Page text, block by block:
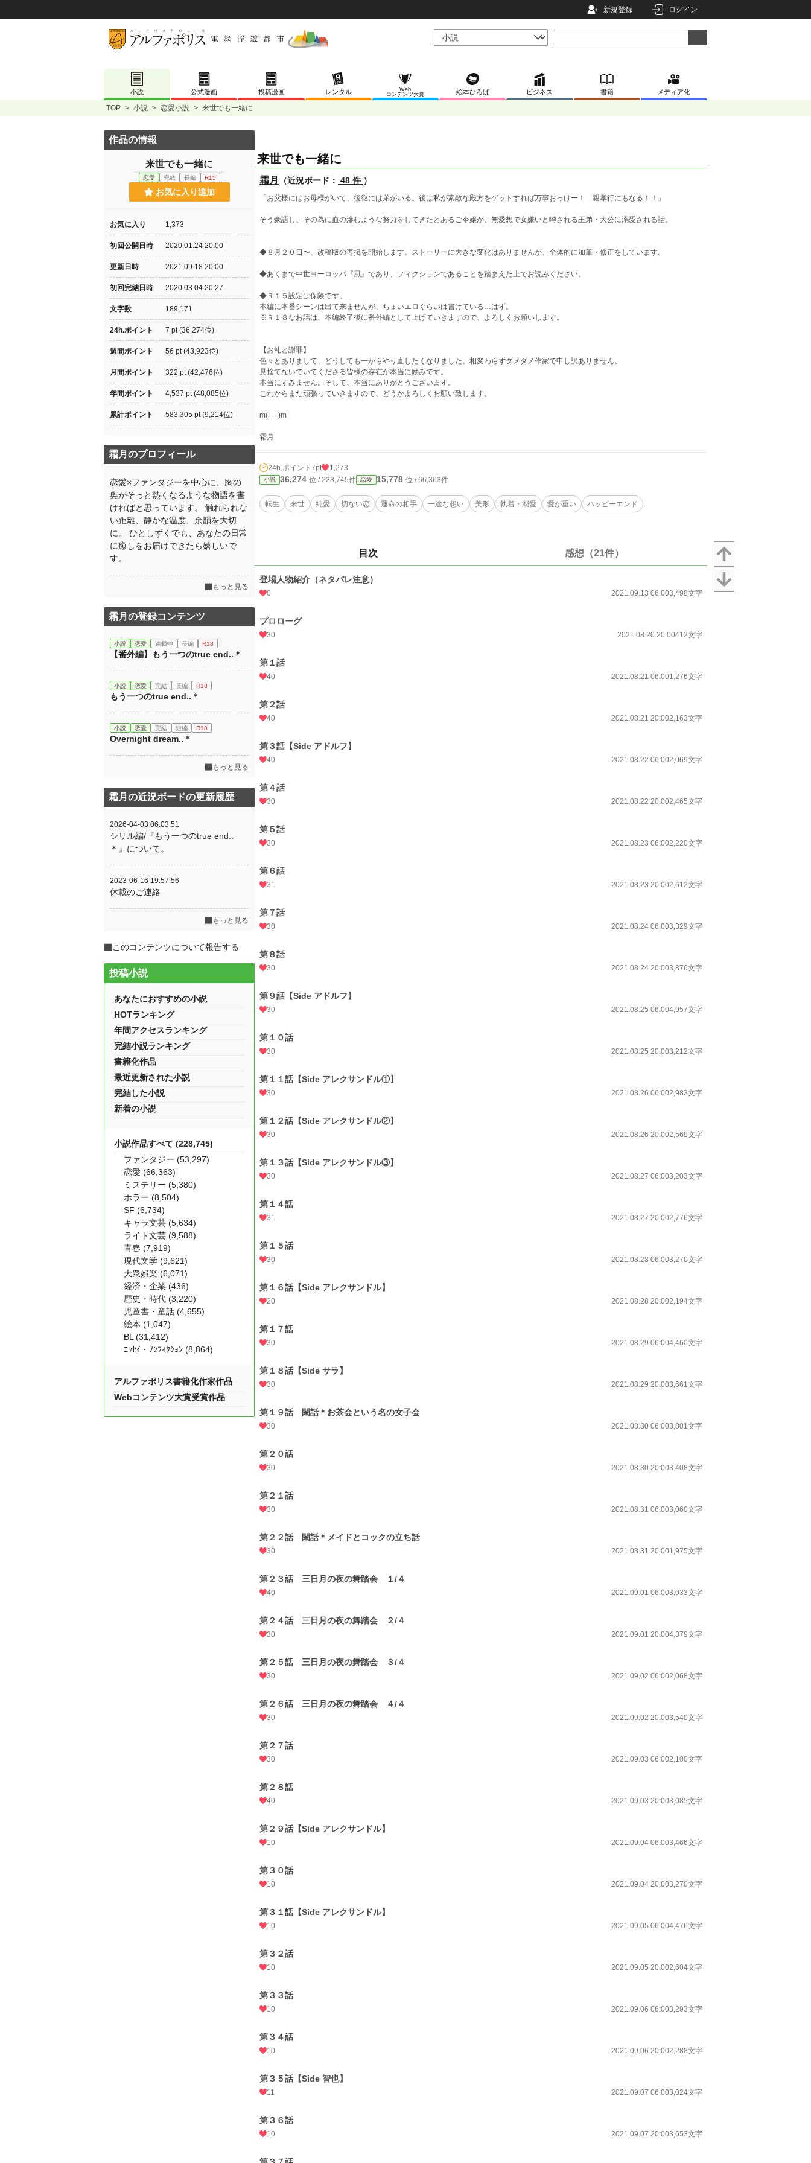
新規登録 ログイン
小説 公式漫画 投稿漫画 レンタル
Web
コンテンツ大賞
絵本ひろば ビジネス 書籍 メディア化
TOP > 小説 > 恋愛小説 > 来世でも一緒に
来世でも一緒に
霜月 （近況ボード： 48 件 ）
「お父様にはお母様がいて、後継には弟がいる。後は私が素敵な殿方をゲットすれば万事おっけー！ 親孝行にもなる！！」
そう豪語し、その為に血の滲むような努力をしてきたとあるご令嬢が、無愛想で女嫌いと噂される王弟・大公に溺愛される話。
◆８月２０日〜、改稿版の再掲を開始します。ストーリーに大きな変化はありませんが、全体的に加筆・修正をしています。
◆あくまで中世ヨーロッパ『風』であり、フィクションであることを踏まえた上でお読みください。
◆Ｒ１５設定は保険です。
本編に本番シーンは出て来ませんが、ちょいエロぐらいは書けている…はず。
※Ｒ１８なお話は、本編終了後に番外編として上げていきますので、よろしくお願いします。
【お礼と謝罪】
色々とありまして、どうしても一からやり直したくなりました。相変わらずダメダメ作家で申し訳ありません。
見捨てないでいてくださる皆様の存在が本当に励みです。
本当にすみません。そして、本当にありがとうございます。
これからまた頑張っていきますので、どうかよろしくお願い致します。
m(_ _)m
霜月
24h.ポイント 7pt 1,273
小説 36,274 位 / 228,745件 恋愛 15,778 位 / 66,363件
転生 来世 純愛 切ない恋 運命の相手 一途な想い 美形 執着・溺愛 愛が重い ハッピーエンド
目次 感想（21件）
登場人物紹介（ネタバレ注意）
0 2021.09.13 06:003,498文字
プロローグ
30 2021.08.20 20:00412文字
第１話
40 2021.08.21 06:001,276文字
第２話
40 2021.08.21 20:002,163文字
第３話【Side アドルフ】
40 2021.08.22 06:002,069文字
第４話
30 2021.08.22 20:002,465文字
第５話
30 2021.08.23 06:002,220文字
第６話
31 2021.08.23 20:002,612文字
第７話
30 2021.08.24 06:003,329文字
第８話
30 2021.08.24 20:003,876文字
第９話【Side アドルフ】
30 2021.08.25 06:004,957文字
第１０話
30 2021.08.25 20:003,212文字
第１１話【Side アレクサンドル①】
30 2021.08.26 06:002,983文字
第１２話【Side アレクサンドル②】
30 2021.08.26 20:002,569文字
第１３話【Side アレクサンドル③】
30 2021.08.27 06:003,203文字
第１４話
31 2021.08.27 20:002,776文字
第１５話
30 2021.08.28 06:003,270文字
第１６話【Side アレクサンドル】
20 2021.08.28 20:002,194文字
第１７話
30 2021.08.29 06:004,460文字
第１８話【Side サラ】
30 2021.08.29 20:003,661文字
第１９話 閑話＊お茶会という名の女子会
30 2021.08.30 06:003,801文字
第２０話
30 2021.08.30 20:003,408文字
第２１話
30 2021.08.31 06:003,060文字
第２２話 閑話＊メイドとコックの立ち話
30 2021.08.31 20:001,975文字
第２３話 三日月の夜の舞踏会 １/４
40 2021.09.01 06:003,033文字
第２４話 三日月の夜の舞踏会 ２/４
30 2021.09.01 20:004,379文字
第２５話 三日月の夜の舞踏会 ３/４
30 2021.09.02 06:002,068文字
第２６話 三日月の夜の舞踏会 ４/４
30 2021.09.02 20:003,540文字
第２７話
30 2021.09.03 06:002,100文字
第２８話
40 2021.09.03 20:003,085文字
第２９話【Side アレクサンドル】
10 2021.09.04 06:003,466文字
第３０話
10 2021.09.04 20:003,270文字
第３１話【Side アレクサンドル】
10 2021.09.05 06:004,476文字
第３２話
10 2021.09.05 20:002,604文字
第３３話
10 2021.09.06 06:003,293文字
第３４話
10 2021.09.06 20:002,288文字
第３５話【Side 智也】
11 2021.09.07 06:003,024文字
第３６話
10 2021.09.07 20:003,653文字
作品の情報
来世でも一緒に
恋愛 完結 長編 R15
お気に入り追加
お気に入り 1,373
初回公開日時 2020.01.24 20:00
更新日時 2021.09.18 20:00
初回完結日時 2020.03.04 20:27
文字数 189,171
24h.ポイント 7 pt (36,274位)
週間ポイント 56 pt (43,923位)
月間ポイント 322 pt (42,476位)
年間ポイント 4,537 pt (48,085位)
累計ポイント 583,305 pt (9,214位)
霜月のプロフィール
恋愛×ファンタジーを中心に、胸の
奥がそっと熱くなるような物語を書
ければと思っています。 触れられな
い距離、静かな温度、余韻を大切
に。 ひとしずくでも、あなたの日常
に癒しをお届けできたら嬉しいで
す。
もっと見る
霜月の登録コンテンツ
小説 恋愛 連載中 長編 R18
【番外編】もう一つのtrue end..＊
小説 恋愛 完結 長編 R18
もう一つのtrue end..＊
小説 恋愛 完結 短編 R18
Overnight dream..＊
もっと見る
霜月の近況ボードの更新履歴
2026-04-03 06:03:51
シリル編/『もう一つのtrue end..
＊』について。
2023-06-16 19:57:56
休載のご連絡
もっと見る
このコンテンツについて報告する
投稿小説
あなたにおすすめの小説
HOTランキング
年間アクセスランキング
完結小説ランキング
書籍化作品
最近更新された小説
完結した小説
新着の小説
小説作品すべて (228,745)
ファンタジー (53,297)
恋愛 (66,363)
ミステリー (5,380)
ホラー (8,504)
SF (6,734)
キャラ文芸 (5,634)
ライト文芸 (9,588)
青春 (7,919)
現代文学 (9,621)
大衆娯楽 (6,071)
経済・企業 (436)
歴史・時代 (3,220)
児童書・童話 (4,655)
絵本 (1,047)
BL (31,412)
ｴｯｾｲ・ﾉﾝﾌｨｸｼｮﾝ (8,864)
アルファポリス書籍化作家作品
Webコンテンツ大賞受賞作品